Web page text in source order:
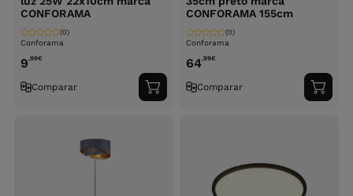
CONFORAMA
Conforama
(0)
9,99€
Comparar
Adicionar
ao
CONFORAMA 155cm
Conforama
(0)
64,99€
Comparar
ao